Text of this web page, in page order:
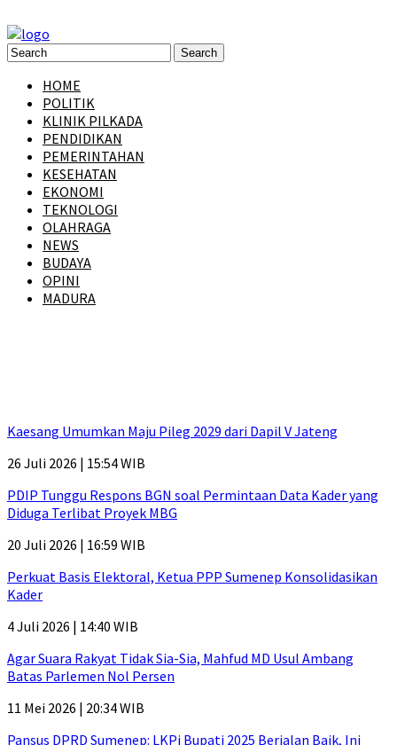
HOME
POLITIK
KLINIK PILKADA
PENDIDIKAN
PEMERINTAHAN
KESEHATAN
EKONOMI
TEKNOLOGI
OLAHRAGA
NEWS
BUDAYA
OPINI
MADURA
Kaesang Umumkan Maju Pileg 2029 dari Dapil V Jateng
26 Juli 2026 | 15:54 WIB
PDIP Tunggu Respons BGN soal Permintaan Data Kader yang
Diduga Terlibat Proyek MBG
20 Juli 2026 | 16:59 WIB
Perkuat Basis Elektoral, Ketua PPP Sumenep Konsolidasikan
Kader
4 Juli 2026 | 14:40 WIB
Agar Suara Rakyat Tidak Sia-Sia, Mahfud MD Usul Ambang
Batas Parlemen Nol Persen
11 Mei 2026 | 20:34 WIB
Pansus DPRD Sumenep: LKPj Bupati 2025 Berjalan Baik, Ini